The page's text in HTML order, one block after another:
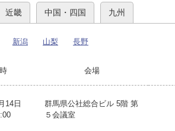
近畿 中国・四国 九州
新潟 山梨 長野
会場
14日
群馬県公社総合ビル 5階 第
５会議室